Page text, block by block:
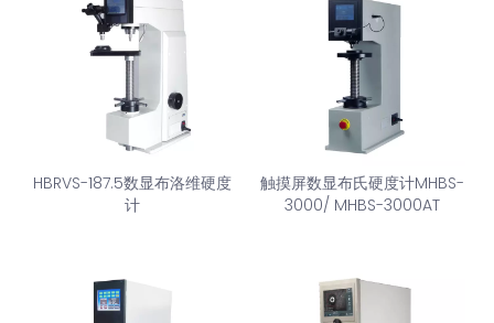
HBRVS-187.5数显布洛维硬度
计
触摸屏数显布氏硬度计MHBS-
3000/ MHBS-3000AT